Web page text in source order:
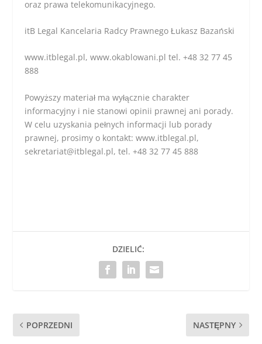
oraz prawa telekomunikacyjnego.
itB Legal Kancelaria Radcy Prawnego Łukasz Bazański
www.itblegal.pl, www.okablowani.pl tel. +48 32 77 45
888
Powyższy materiał ma wyłącznie charakter
informacyjny i nie stanowi opinii prawnej ani porady.
W celu uzyskania pełnych informacji lub porady
prawnej, prosimy o kontakt: www.itblegal.pl,
sekretariat@itblegal.pl, tel. +48 32 77 45 888
DZIELIĆ:
POPRZEDNI NASTĘPNY